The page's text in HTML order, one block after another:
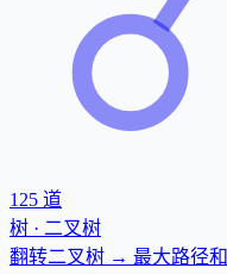
125 道
树 · 二叉树
翻转二叉树 → 最大路径和